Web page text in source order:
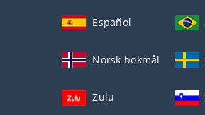
Español
Norsk bokmål
Zulu